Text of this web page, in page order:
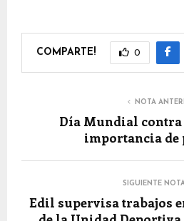
COMPARTE! 0
NOTA
Día Mundial contra
importancia de
SIGUIENTE
Edil supervisa trabajos